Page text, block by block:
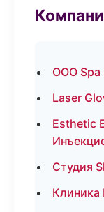
ООО Spa
Laser
Esthetic
Студия
Клиника